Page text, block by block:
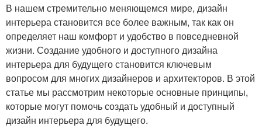
В нашем стремительно меняющемся мире, дизайн
интерьера становится все более важным, так как он
определяет наш комфорт и удобство в повседневной
жизни. Создание удобного и доступного дизайна
интерьера для будущего становится ключевым
вопросом для многих дизайнеров и архитекторов. В этой
статье мы рассмотрим некоторые основные принципы,
которые могут помочь создать удобный и доступный
дизайн интерьера для будущего.